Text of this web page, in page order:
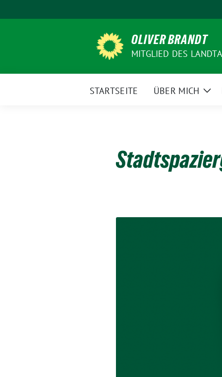
zum
OLIVER BRANDT
MITGLIED DES
STARTSEITE ÜBER MICH